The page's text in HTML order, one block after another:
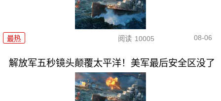
最热 阅读 10005 08-06
解放军五秒镜头颠覆太平洋！美军最后安全区没了